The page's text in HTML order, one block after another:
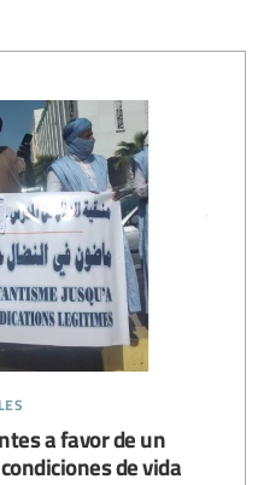
a favor de un
de vida